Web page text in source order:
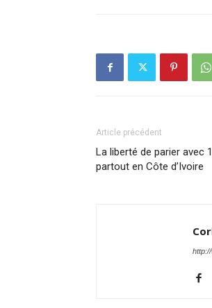
Article précédent
La liberté de parier avec
partout en Côte d’Ivoire